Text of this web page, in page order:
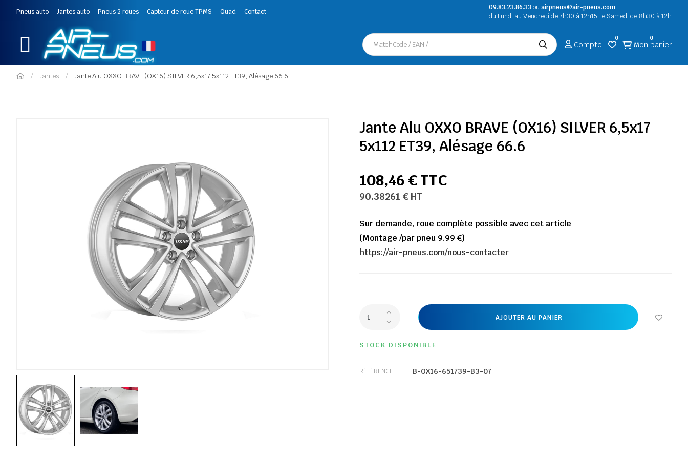
Pneus auto Jantes auto Pneus 2 roues Capteur de roue TPMS Quad Contact
09.83.23.86.33ou airpneus@air-pneus.com
du Lundi au Vendredi de 7h30 à 12h15 Le Samedi de 8h30 à 12h
Compte
0
Mon panier
0
Jantes Jante Alu OXXO BRAVE (OX16) SILVER 6,5x17 5x112 ET39, Alésage 66.6
Jante Alu OXXO BRAVE (OX16) SILVER 6,5x17
5x112 ET39, Alésage 66.6
108,46 € TTC
90.38261 € HT
Sur demande, roue complète possible avec cet article
(Montage /par pneu 9.99 €)
https://air-pneus.com/nous-contacter
AJOUTER AU PANIER
STOCK DISPONIBLE
RÉFÉRENCE B-OX16-651739-B3-07